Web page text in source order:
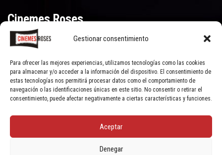
Gestionar consentimiento
Para ofrecer las mejores experiencias, utilizamos tecnologías como las cookies
para almacenar y/o acceder a la información del dispositivo. El consentimiento de
estas tecnologías nos permitirá procesar datos como el comportamiento de
navegación o las identificaciones únicas en este sitio. No consentir o retirar el
consentimiento, puede afectar negativamente a ciertas características y funciones.
Aceptar
Denegar
Cinemes Roses
Gran Via de Pau Casals 250, 17480 Roses (Girona)
972 15 46 46
© Cinemes Roses - 2022, all rights reserved | Powered by